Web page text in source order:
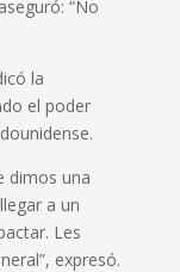
“No
la
el poder
dimos una
a un
Les
expresó.